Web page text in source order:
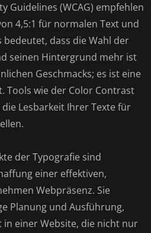
Guidelines (WCAG) empfehlen
4,5:1 für normalen Text und
bedeutet, dass die Wahl der
seinen Hintergrund mehr ist
Geschmacks; es ist eine
Tools wie der Color Contrast
Lesbarkeit Ihrer Texte für
der Typografie sind
einer effektiven,
Webpräsenz. Sie
Planung und Ausführung,
einer Website, die nicht nur